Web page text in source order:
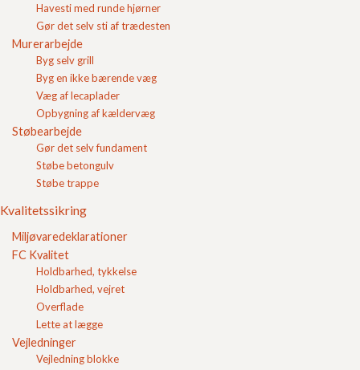
Havesti med runde hjørner
Gør det selv sti af trædesten
Murerarbejde
Byg selv grill
Byg en ikke bærende væg
Væg af lecaplader
Opbygning af kældervæg
Støbearbejde
Gør det selv fundament
Støbe betongulv
Støbe trappe
Kvalitetssikring
Miljøvaredeklarationer
FC Kvalitet
Holdbarhed, tykkelse
Holdbarhed, vejret
Overflade
Lette at lægge
Vejledninger
Vejledning blokke
Men korrekte fuger undgår man kantafskalninger da
fliserneikke kommer til at glide op og ned af hinanden.
Hvis du gerne vil vide mere om fugekonstruktioner i
betonbelægninger har Belægningsgruppen Dansk
beton lavet et temahæfte om emnet som du kan hente
her.
Hos FC Beton kan du købe
og du finder også alt andet i sten, fliser,
FC Beton indgår aftaler om
Indkøbskurv
Gode råd
Gør det selv
Kvalitetssikring
Miljøvaredeklarationer
FC Kvalitet
Vejledninger